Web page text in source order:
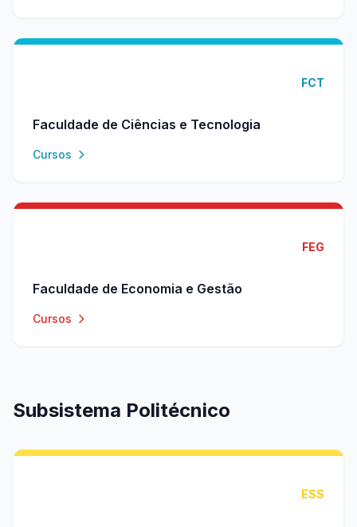
FCT
Faculdade de Ciências e Tecnologia
Cursos
FEG
Faculdade de Economia e Gestão
Cursos
Subsistema Politécnico
ESS